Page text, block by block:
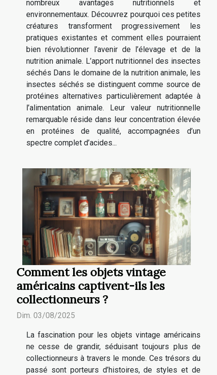
nombreux avantages nutritionnels et
environnementaux. Découvrez pourquoi ces petites
créatures transforment progressivement les
pratiques existantes et comment elles pourraient
bien révolutionner l’avenir de l’élevage et de la
nutrition animale. L’apport nutritionnel des insectes
séchés Dans le domaine de la nutrition animale, les
insectes séchés se distinguent comme source de
protéines alternatives particulièrement adaptée à
l’alimentation animale. Leur valeur nutritionnelle
remarquable réside dans leur concentration élevée
en protéines de qualité, accompagnées d’un
spectre complet d’acides...
Comment les objets vintage
américains captivent-ils les
collectionneurs ?
Dim. 03/08/2025
La fascination pour les objets vintage américains
ne cesse de grandir, séduisant toujours plus de
collectionneurs à travers le monde. Ces trésors du
passé sont porteurs d’histoires, de styles et de